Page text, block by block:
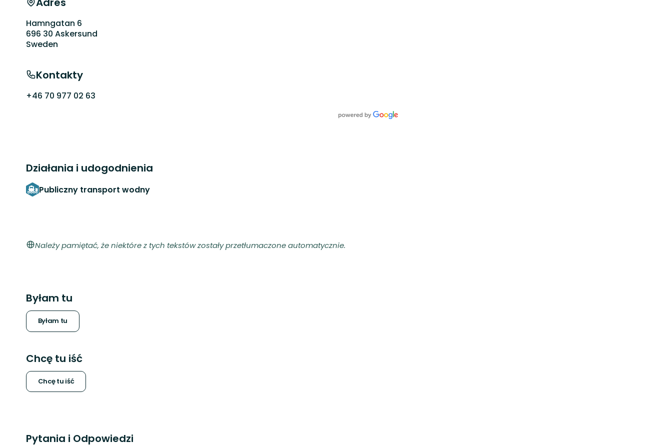
Hamngatan 6
696 30 Askersund
Sweden
Kontakty
+46 70 977 02 63
Działania i udogodnienia
Publiczny transport wodny
Należy pamiętać, że niektóre z tych tekstów zostały przetłumaczone automatycznie.
Byłam tu
Byłam tu
Chcę tu iść
Chcę tu iść
Pytania i Odpowiedzi